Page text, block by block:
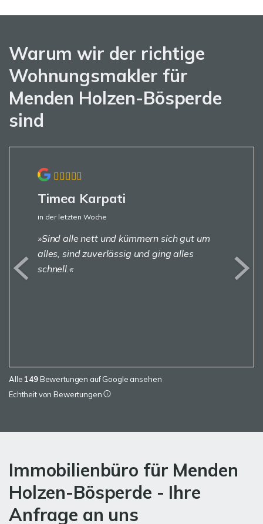
Warum wir der richtige
Wohnungsmakler für
Menden Holzen-Bösperde
sind
Timea Karpati
in der letzten Woche
Sind alle nett und kümmern sich gut um
alles, sind zuverlässig und ging alles
schnell.
Alle 149Bewertungen auf Google ansehen
Echtheit von Bewertungen
Immobilienbüro für Menden
Holzen-Bösperde - Ihre
Anfrage an uns